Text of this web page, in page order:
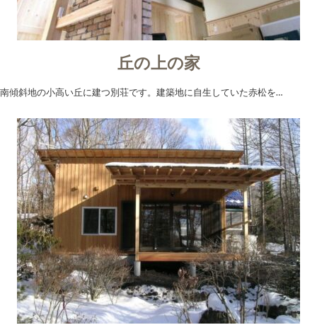
丘の上の家
南傾斜地の小高い丘に建つ別荘です。建築地に自生していた赤松を…